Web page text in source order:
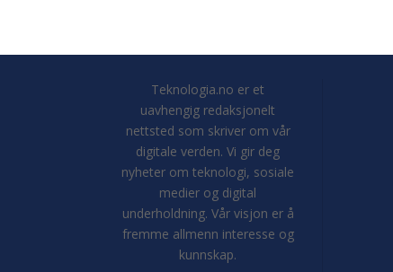
Teknologia.no er et
uavhengig redaksjonelt
nettsted som skriver om vår
digitale verden. Vi gir deg
nyheter om teknologi, sosiale
medier og digital
underholdning. Vår visjon er å
fremme allmenn interesse og
kunnskap.